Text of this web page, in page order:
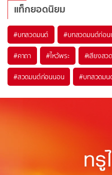
แท็กยอดนิยม
#บทสวดมนต์ #บทสวดมนต์ก่อ
#คาถา #ไหว้พระ #เสียงสว
#สวดมนต์ก่อนนอน #บทสวดม